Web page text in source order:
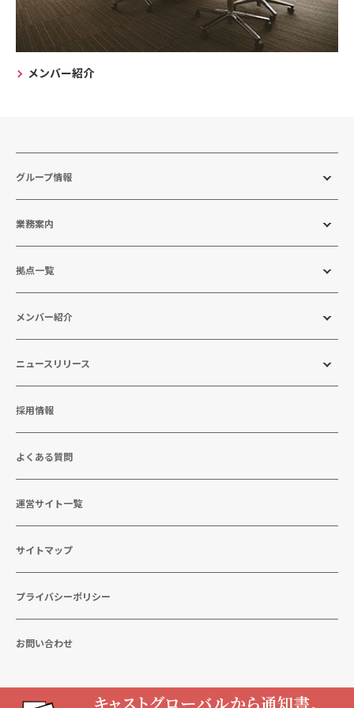
メンバー紹介
グループ情報
業務案内
拠点一覧
メンバー紹介
ニュースリリース
採用情報
よくある質問
運営サイト一覧
サイトマップ
プライバシーポリシー
お問い合わせ